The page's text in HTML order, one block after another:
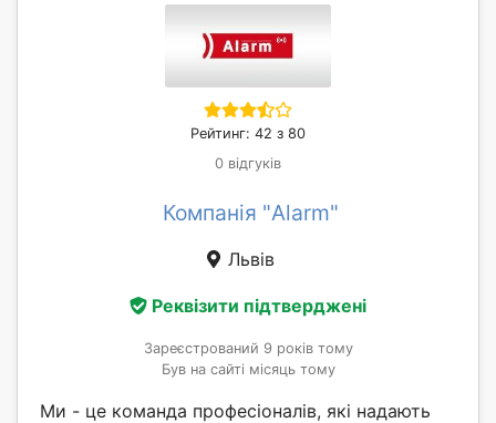
Рейтинг: 42 з 80
0 відгуків
Компанія "Alarm"
Львів
Реквізити підтверджені
Зареєстрований 9 років тому
Був на сайті місяць тому
Ми - це команда професіоналів, які надають